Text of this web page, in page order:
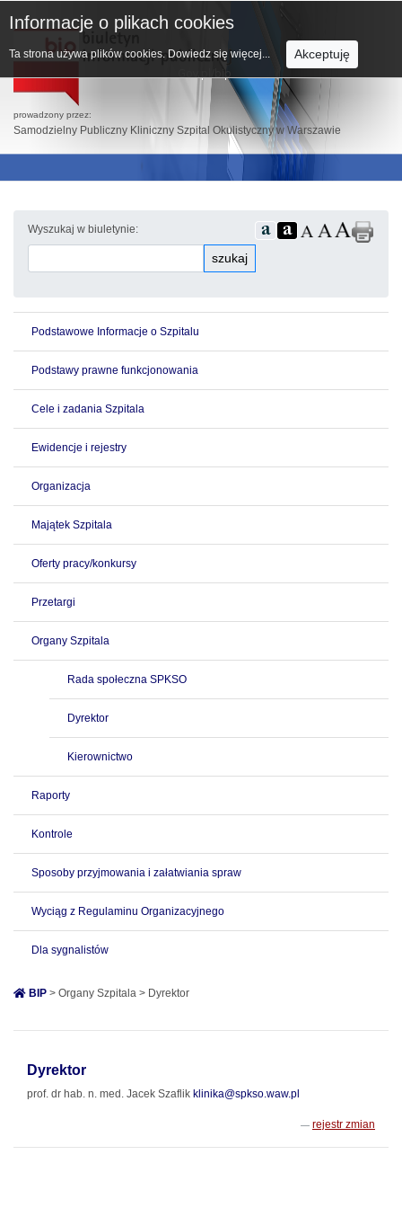
prowadzony przez:
Samodzielny Publiczny Kliniczny Szpital Okulistyczny w Warszawie
Wyszukaj w biuletynie:
szukaj
Podstawowe Informacje o Szpitalu
Podstawy prawne funkcjonowania
Cele i zadania Szpitala
Ewidencje i rejestry
Organizacja
Majątek Szpitala
Oferty pracy/konkursy
Przetargi
Organy Szpitala
Rada społeczna SPKSO
Dyrektor
Kierownictwo
Raporty
Kontrole
Sposoby przyjmowania i załatwiania spraw
Wyciąg z Regulaminu Organizacyjnego
Dla sygnalistów
BIP > Organy Szpitala > Dyrektor
Dyrektor
prof. dr hab. n. med. Jacek Szaflik klinika@spkso.waw.pl
rejestr zmian
Informacje o plikach cookies
Ta strona używa plików cookies. Dowiedz się więcej... Akceptuję